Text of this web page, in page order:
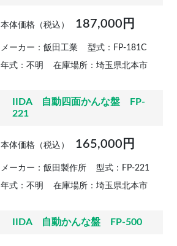
本体価格（税込） 187,000円
メーカー：飯田工業 型式：FP-181C
年式：不明 在庫場所：埼玉県北本市
IIDA 自動四面かんな盤 FP-
221
本体価格（税込） 165,000円
メーカー：飯田製作所 型式：FP-221
年式：不明 在庫場所：埼玉県北本市
IIDA 自動かんな盤 FP-500